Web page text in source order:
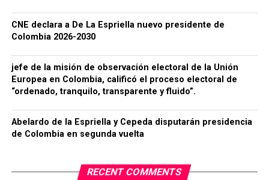
CNE declara a De La Espriella nuevo presidente de
Colombia 2026-2030
jefe de la misión de observación electoral de la Unión
Europea en Colombia, calificó el proceso electoral de
“ordenado, tranquilo, transparente y fluido”.
Abelardo de la Espriella y Cepeda disputarán presidencia
de Colombia en segunda vuelta
RECENT COMMENTS